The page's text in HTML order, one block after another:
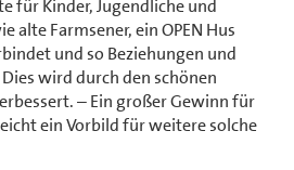
für Kinder, Jugendliche und
alte Farmsener, ein OPEN Hus
und so Beziehungen und
wird durch den schönen
– Ein großer Gewinn für
ein Vorbild für weitere solche